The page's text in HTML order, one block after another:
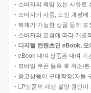
소비자의 책임 있는 사유로
소비자의 사용, 포장 개봉
복제가 가능한 상품 등의
소비자의 요청에 따라 개별
디지털 컨텐츠인 eBook,
eBook 대여 상품은 대여 기
모바일 쿠폰 등록 후 취소/
중고상품이 구매확정(자동
LP상품의 재생 불량 원인